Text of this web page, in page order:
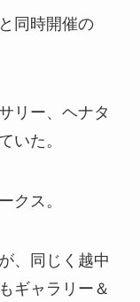
同時開催の
リー、ヘナタ
いた。
クス。
、同じく越中
ギャラリー＆